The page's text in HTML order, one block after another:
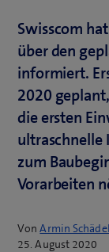
Swisscom
über den
informiert.
2020
die ersten
ultraschnelle
zum
Vorarbeiten
VonArmin
25. August 2020